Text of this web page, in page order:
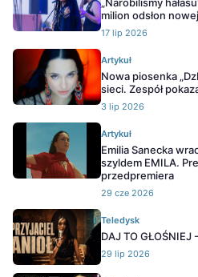
milion odsłon
17 lip 2026
Artykuł
Nowa piosenka
sieci. Zespół
3 lip 2026
Artykuł
Emilia Sanecka
szyldem EMILA.
przedpremiera
29 cze 2026
Teledysk
DAJ TO GŁOŚNIEJ
29 lip 2026